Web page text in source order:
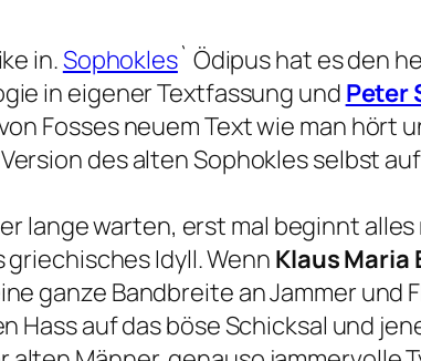
in.Sophokles` Ödipus hat es den
in eigener Textfassung und Peter
Fosses neuem Text wie man hört
des alten Sophokles selbst
lange warten, erst mal beginnt
Idyll. Wenn Klaus Maria
ganze Bandbreite an Jammer und
auf das böse Schicksal und